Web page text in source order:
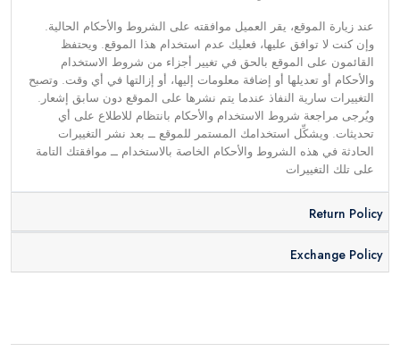
عند زيارة الموقع، يقر العميل موافقته على الشروط والأحكام الحالية.
وإن كنت لا توافق عليها، فعليك عدم استخدام هذا الموقع. ويحتفظ
القائمون على الموقع بالحق في تغيير أجزاء من شروط الاستخدام
والأحكام أو تعديلها أو إضافة معلومات إليها، أو إزالتها في أي وقت. وتصبح
التغييرات سارية النفاذ عندما يتم نشرها على الموقع دون سابق إشعار.
ويُرجى مراجعة شروط الاستخدام والأحكام بانتظام للاطلاع على أي
تحديثات. ويشكِّل استخدامك المستمر للموقع ــ بعد نشر التغييرات
الحادثة في هذه الشروط والأحكام الخاصة بالاستخدام ــ موافقتك التامة
على تلك التغييرات
Return Policy
Exchange Policy